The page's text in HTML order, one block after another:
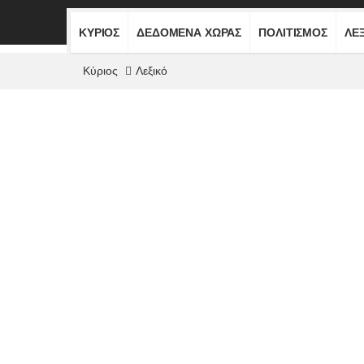
ΚΎΡΙΟΣ ΔΕΔΟΜΈΝΑ ΧΏΡΑΣ ΠΟΛΙΤΙΣΜΌΣ
Κύριος Λεξικό